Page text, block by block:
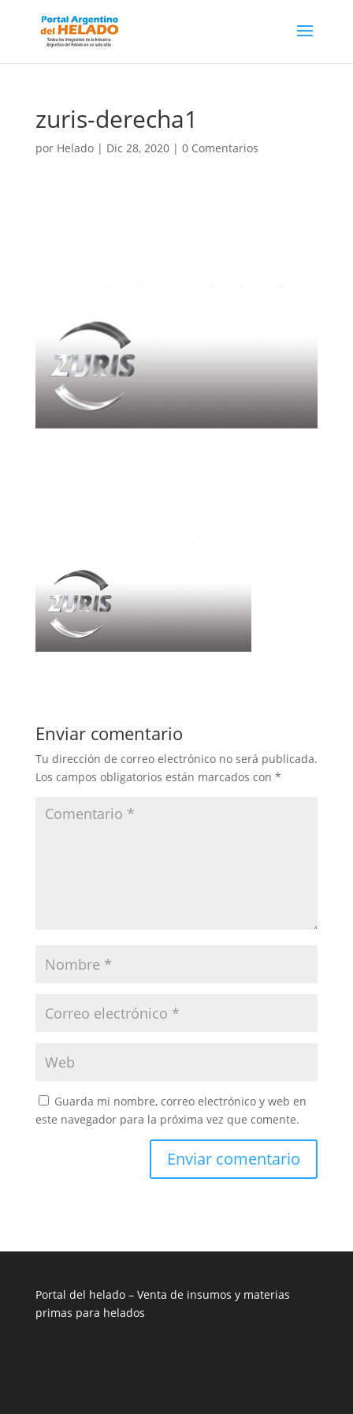
zuris-derecha1
por Helado| Dic 28, 2020| 0 Comentarios
Enviar comentario
Tu dirección de correo electrónico no será publicada.
Los campos obligatorios están marcados con *
Guarda mi nombre, correo electrónico y web en
este navegador para la próxima vez que comente.
Portal del helado – Venta de insumos y materias
primas para helados